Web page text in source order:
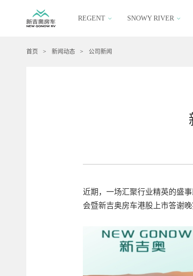
REGENT SNOWY RIVER
首页 > 新闻动态 > 公司新闻
近期，一场汇聚行业精英的盛
会暨新吉奥房车港股上市答谢